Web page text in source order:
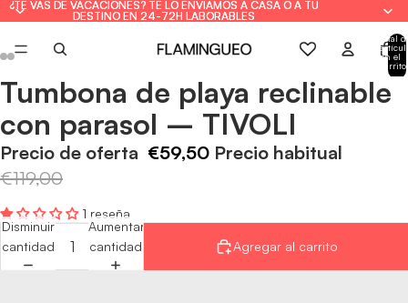
¿TE VAS DE VACACIONES? TE LO ENVIAMOS A CASA O A TU
DESTINO EN 24-72H LABORABLES
¿TE VAS DE VACACIONES? TE LO ENVIAMOS A CASA O A TU
DESTINO EN 24-72H LABORABLES
Total
en el
carrito:
Abrir
imagen
a
pantalla
Abrir
imagen
a
pantalla
Abrir
imagen
a
pantalla
Abrir
imagen
a
pantalla
Abrir
imagen
a
pantalla
Abrir
imagen
a
pantalla
Tumbona de playa reclinable
con parasol – TIVOLI
Precio de oferta €59,50 Precio habitual
€119,00
1 reseña
Disminuir
cantidad
Aumentar
cantidad
Agregar al carrito